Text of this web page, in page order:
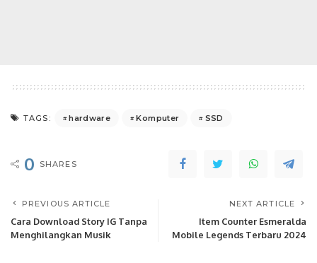
TAGS: hardware Komputer SSD
0 SHARES
PREVIOUS ARTICLE
Cara Download Story IG Tanpa
Menghilangkan Musik
NEXT ARTICLE
Item Counter Esmeralda
Mobile Legends Terbaru 2024